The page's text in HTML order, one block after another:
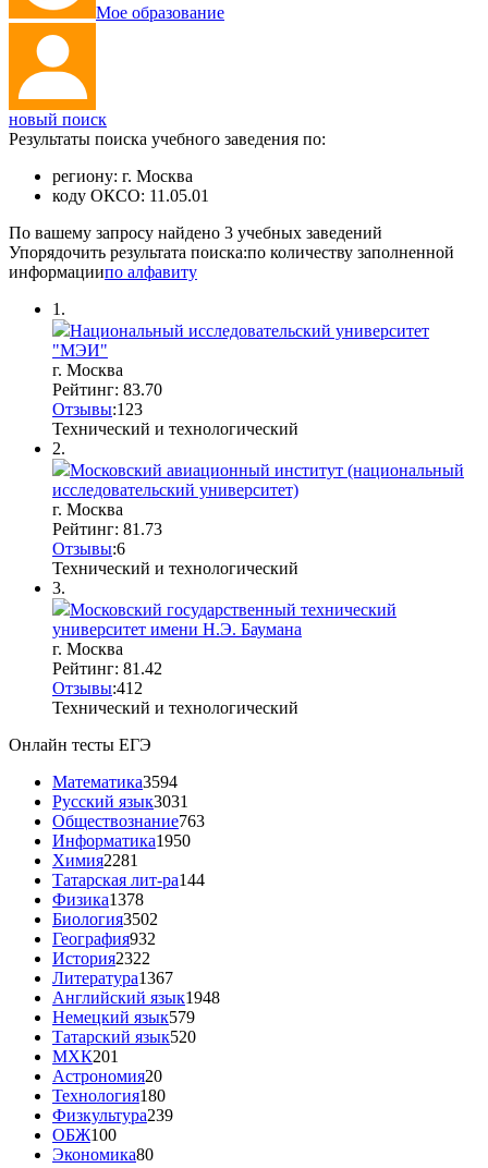
Мое образование
новый поиск
Результаты поиска учебного заведения по:
региону: г. Москва
коду ОКСО: 11.05.01
По вашему запросу найдено 3 учебных заведений
Упорядочить результата поиска:по количеству заполненной
информациипо алфавиту
1.
Национальный исследовательский университет
"МЭИ"
г. Москва
Рейтинг: 83.70
Отзывы:123
Технический и технологический
2.
Московский авиационный институт (национальный
исследовательский университет)
г. Москва
Рейтинг: 81.73
Отзывы:6
Технический и технологический
3.
Московский государственный технический
университет имени Н.Э. Баумана
г. Москва
Рейтинг: 81.42
Отзывы:41 2
Технический и технологический
Онлайн тесты ЕГЭ
Математика3594
Русский язык3031
Обществознание763
Информатика1950
Химия2281
Татарская лит-ра144
Физика1378
Биология3502
География932
История2322
Литература1367
Английский язык1948
Немецкий язык579
Татарский язык520
МХК201
Астрономия20
Технология180
Физкультура239
ОБЖ100
Экономика80